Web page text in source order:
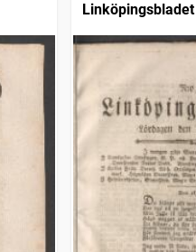
Linköpingsbladet